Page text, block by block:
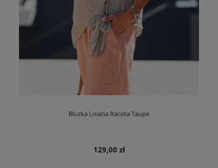
Bluzka Lniana Racota Taupe
129,00 zł